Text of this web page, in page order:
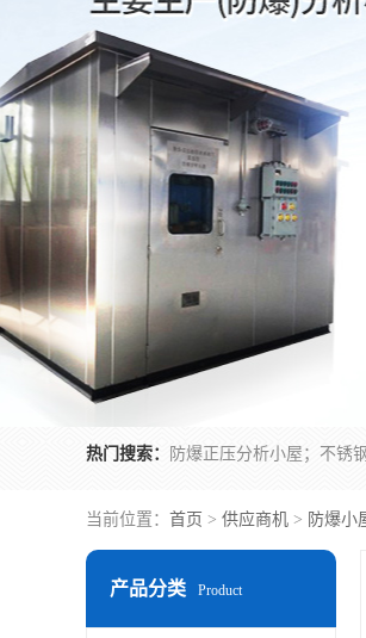
热门搜索：
当前位置： 首页 > 供应商机 > 防爆小
产品分类 Product